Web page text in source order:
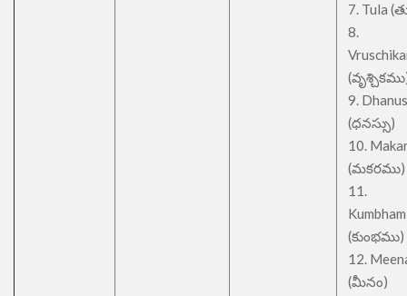
7. Tula
8.
9.
(ధనస్సు)
10.
(మకరము)
11.
Kumbham
(కుంభము)
12.
(మీనం)